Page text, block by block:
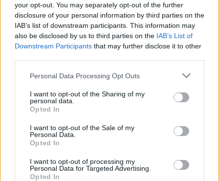
your opt-out. You may separately opt-out of the further
disclosure of your personal information by third parties on the
IAB’s list of downstream participants. This information may
also be disclosed by us to third parties on the IAB’s List of
Downstream Participants that may further disclose it to other
Please note that this website/app uses one or more Google
not limited to your visit or usage behaviour. You may click to
grant or deny consent to Google and its third-party tags to
use your data for below specified purposes in below Google
consent section.
Personal Data Processing Opt Outs
I want to opt-out of the Sharing of my
personal data.
Opted In
I want to opt-out of the Sale of my
Personal Data.
Opted In
I want to opt-out of processing my
Personal Data for Targeted Advertising.
Opted In
een afname van de steun. De VVD moet zich
bewust zijn van hoe haar acties en beslissingen
door de kiezers worden waargenomen. Een falen
om publieke zorgen aan te pakken kan resulteren in
een aanzienlijke vertrouwensverwachting.